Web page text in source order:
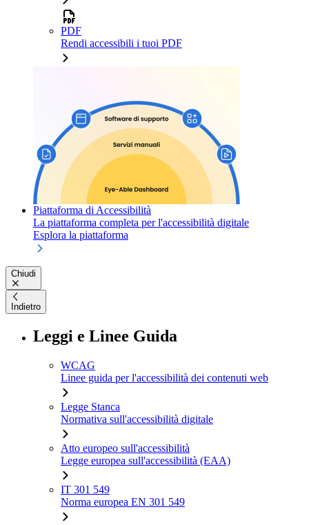
PDF
Rendi accessibili i tuoi PDF
Piattaforma di Accessibilità
La piattaforma completa per l'accessibilità digitale
Esplora la piattaforma
Chiudi
Indietro
Leggi e Linee Guida
WCAG
Linee guida per l'accessibilità dei contenuti web
Legge Stanca
Normativa sull'accessibilità digitale
Atto europeo sull'accessibilità
Legge europea sull'accessibilità (EAA)
IT 301 549
Norma europea EN 301 549